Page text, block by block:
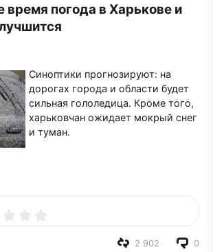
погода в Харькове и
Cиноптики прогнозируют: на
дорогах города и области будет
сильная гололедица. Кроме того,
харьковчан ожидает мокрый снег
и туман.
0
2 902